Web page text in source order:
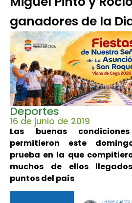
ganadores de la
Deportes
16 de junio de 2019
Las buenas
permitieron este
prueba en la que
muchos de ellos
puntos del país